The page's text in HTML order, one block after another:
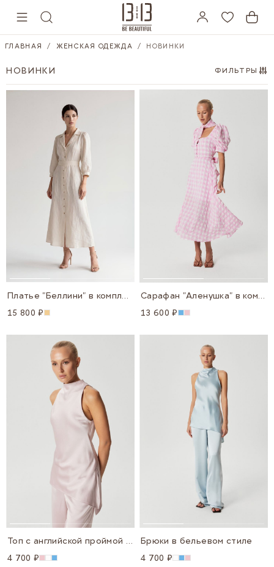
ГЛАВНАЯ / ЖЕНСКАЯ ОДЕЖДА / НОВИНКИ
НОВИНКИ ФИЛЬТРЫ
Платье "Беллини" в комплекте с поясом
15 800 ₽
Сарафан "Аленушка" в комплекте с косынкой
13 600 ₽
Топ с английской проймой с асимметричным низом
4 700 ₽
Брюки в бельевом стиле
4 700 ₽